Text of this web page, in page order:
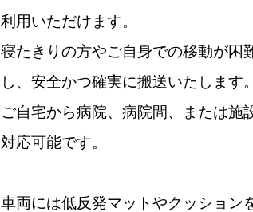
利用いただけます。
寝たきりの方やご自身での移動が困
し、安全かつ確実に搬送いたします。
ご自宅から病院、病院間、または施
対応可能です。
車両には低反発マットやクッション